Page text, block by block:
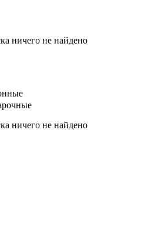
ничего не найдено
ничего не найдено